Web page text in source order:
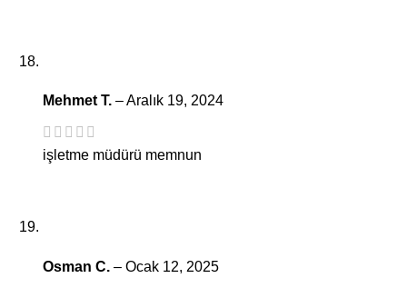
Mehmet T. –Aralık 19, 2024
işletme müdürü memnun
Osman C. – Ocak 12, 2025